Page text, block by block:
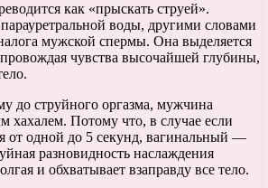
как «прыскать струей».
воды, другими словами
мужской спермы. Она выделяется
чувства высочайшей глубины,
до струйного оргазма, мужчина
хахалем. Потому что, в случае если
от одной до 5 секунд, вагинальный —
разновидность наслаждения
и обхватывает взаправду все тело.